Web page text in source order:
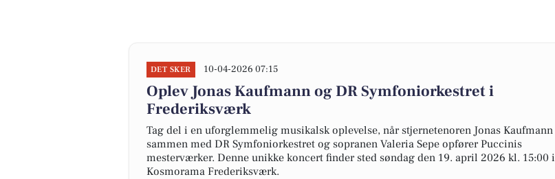
DET SKER 10-04-2026 07:15
Oplev Jonas Kaufmann og DR Symfoniorkestret i
Frederiksværk
Tag del i en uforglemmelig musikalsk oplevelse, når stjernetenoren Jonas Kaufmann
sammen med DR Symfoniorkestret og sopranen Valeria Sepe opfører Puccinis
mesterværker. Denne unikke koncert finder sted søndag den 19. april 2026 kl. 15:00 i
Kosmorama Frederiksværk.